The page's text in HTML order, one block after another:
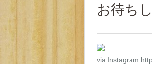
お待ち
via Instagram